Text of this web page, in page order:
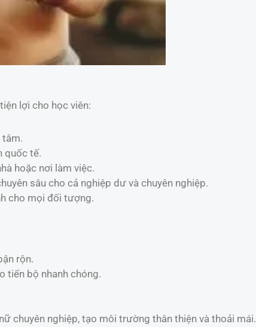
lợi cho học viên:
tâm.
quốc tế.
hoặc nơi làm việc.
sâu cho cả nghiệp dư và chuyên nghiệp.
cho mọi đối tượng.
rộn.
tiến bộ nhanh chóng.
chuyên nghiệp, tạo môi trường thân thiện và thoải mái.